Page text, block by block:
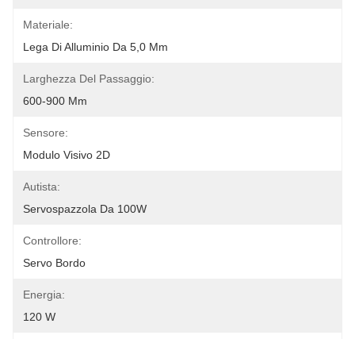
Materiale:
Lega Di Alluminio Da 5,0 Mm
Larghezza Del Passaggio:
600-900 Mm
Sensore:
Modulo Visivo 2D
Autista:
Servospazzola Da 100W
Controllore:
Servo Bordo
Energia:
120 W